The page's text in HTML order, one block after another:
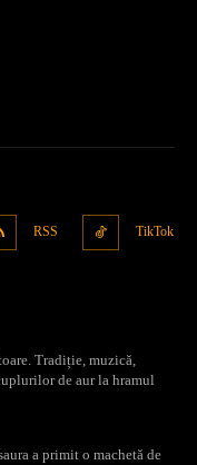
RSS TikTok
Tradiție, muzică,
de aur la hramul
a primit o machetă de